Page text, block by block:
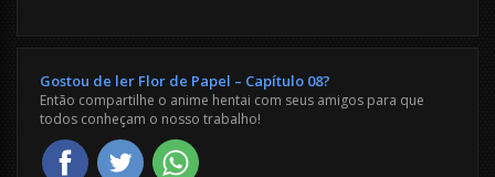
Gostou de ler Flor de Papel – Capítulo 08?
Então compartilhe o anime hentai com seus amigos para que
todos conheçam o nosso trabalho!